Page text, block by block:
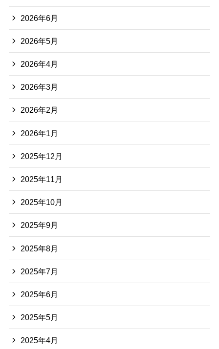
2026年6月
2026年5月
2026年4月
2026年3月
2026年2月
2026年1月
2025年12月
2025年11月
2025年10月
2025年9月
2025年8月
2025年7月
2025年6月
2025年5月
2025年4月